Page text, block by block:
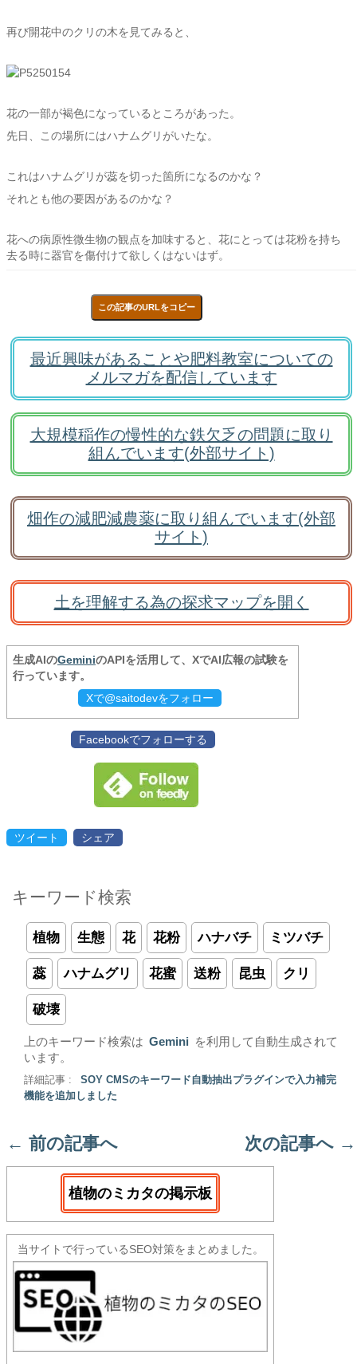
再び開花中のクリの木を見てみると、
花の一部が褐色になっているところがあった。
先日、この場所にはハナムグリがいたな。
これはハナムグリが蕊を切った箇所になるのかな？
それとも他の要因があるのかな？
花への病原性微生物の観点を加味すると、花にとっては花粉を持ち
去る時に器官を傷付けて欲しくはないはず。
この記事のURLをコピー
最近興味があることや肥料教室についての
メルマガを配信しています
大規模稲作の慢性的な鉄欠乏の問題に取り
組んでいます(外部サイト)
畑作の減肥減農薬に取り組んでいます(外部
サイト)
土を理解する為の探求マップを開く
生成AIのGeminiのAPIを活用して、XでAI広報の試験を
行っています。
Xで@saitodevをフォロー
Facebookでフォローする
ツイート シェア
キーワード検索
植物 生態 花 花粉 ハナバチ ミツバチ
蕊 ハナムグリ 花蜜 送粉 昆虫 クリ
破壊
上のキーワード検索は Gemini
を利用して自動生成されて
います。
詳細記事 :
SOY CMSのキーワード自動抽出プラグインで入力補完
機能を追加しました
← 前の記事へ 次の記事へ →
植物のミカタの掲示板
当サイトで行っているSEO対策をまとめました。